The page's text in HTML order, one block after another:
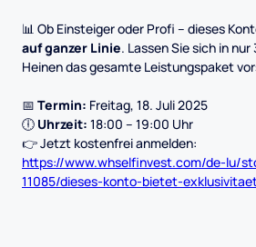
📊 Ob Einsteiger oder Profi – dieses
auf ganzer Linie. Lassen Sie sich in
Heinen das gesamte Leistungspaket
📅 Termin: Freitag, 18. Juli 2025
🕕 Uhrzeit: 18:00 – 19:00 Uhr
👉 Jetzt kostenfrei anmelden:
https://www.whselfinvest.com/de-lu/
11085/dieses-konto-bietet-